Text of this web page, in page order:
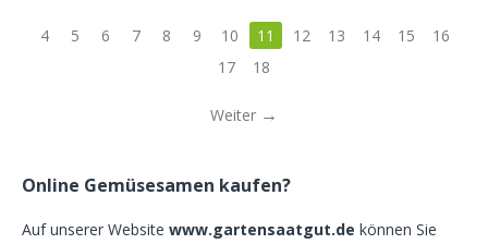
4 5 6 7 8 9 10 11 12 13 14 15
16
17
18
Weiter
Online Gemüsesamen kaufen?
Auf unserer Website www.gartensaatgut.de können Sie